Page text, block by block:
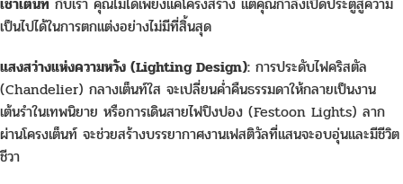
เป็นไปได้ในการตกแต่งอย่างไม่มีที่สิ้นสุด
แสงสว่างแห่งความหวัง (Lighting Design): การประดับไฟคริสตัล
(Chandelier) กลางเต็นท์ใส จะเปลี่ยนค่ำคืนธรรมดาให้กลายเป็นงาน
เต้นรำในเทพนิยาย หรือการเดินสายไฟปิงปอง (Festoon Lights) ลาก
ผ่านโครงเต็นท์ จะช่วยสร้างบรรยากาศงานเฟสติวัลที่แสนจะอบอุ่นและมีชีวิต
ชีวา